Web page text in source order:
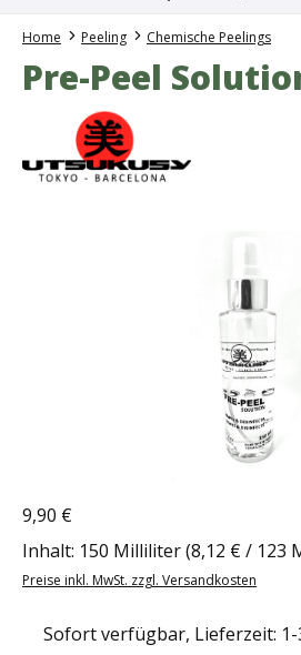
Home Peeling Chemische Peelings
Pre-Peel
Bildergalerie überspringen
Regulärer Preis:
9,90 €
Inhalt: 150 Milliliter(8,12 € / 123
Preise inkl. MwSt. zzgl. Versandkosten
Sofort verfügbar, Lieferzeit: 1-